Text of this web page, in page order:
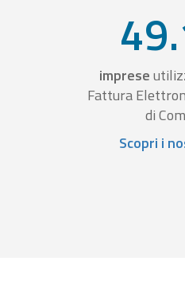
imprese
Fattura
di
Scopri i